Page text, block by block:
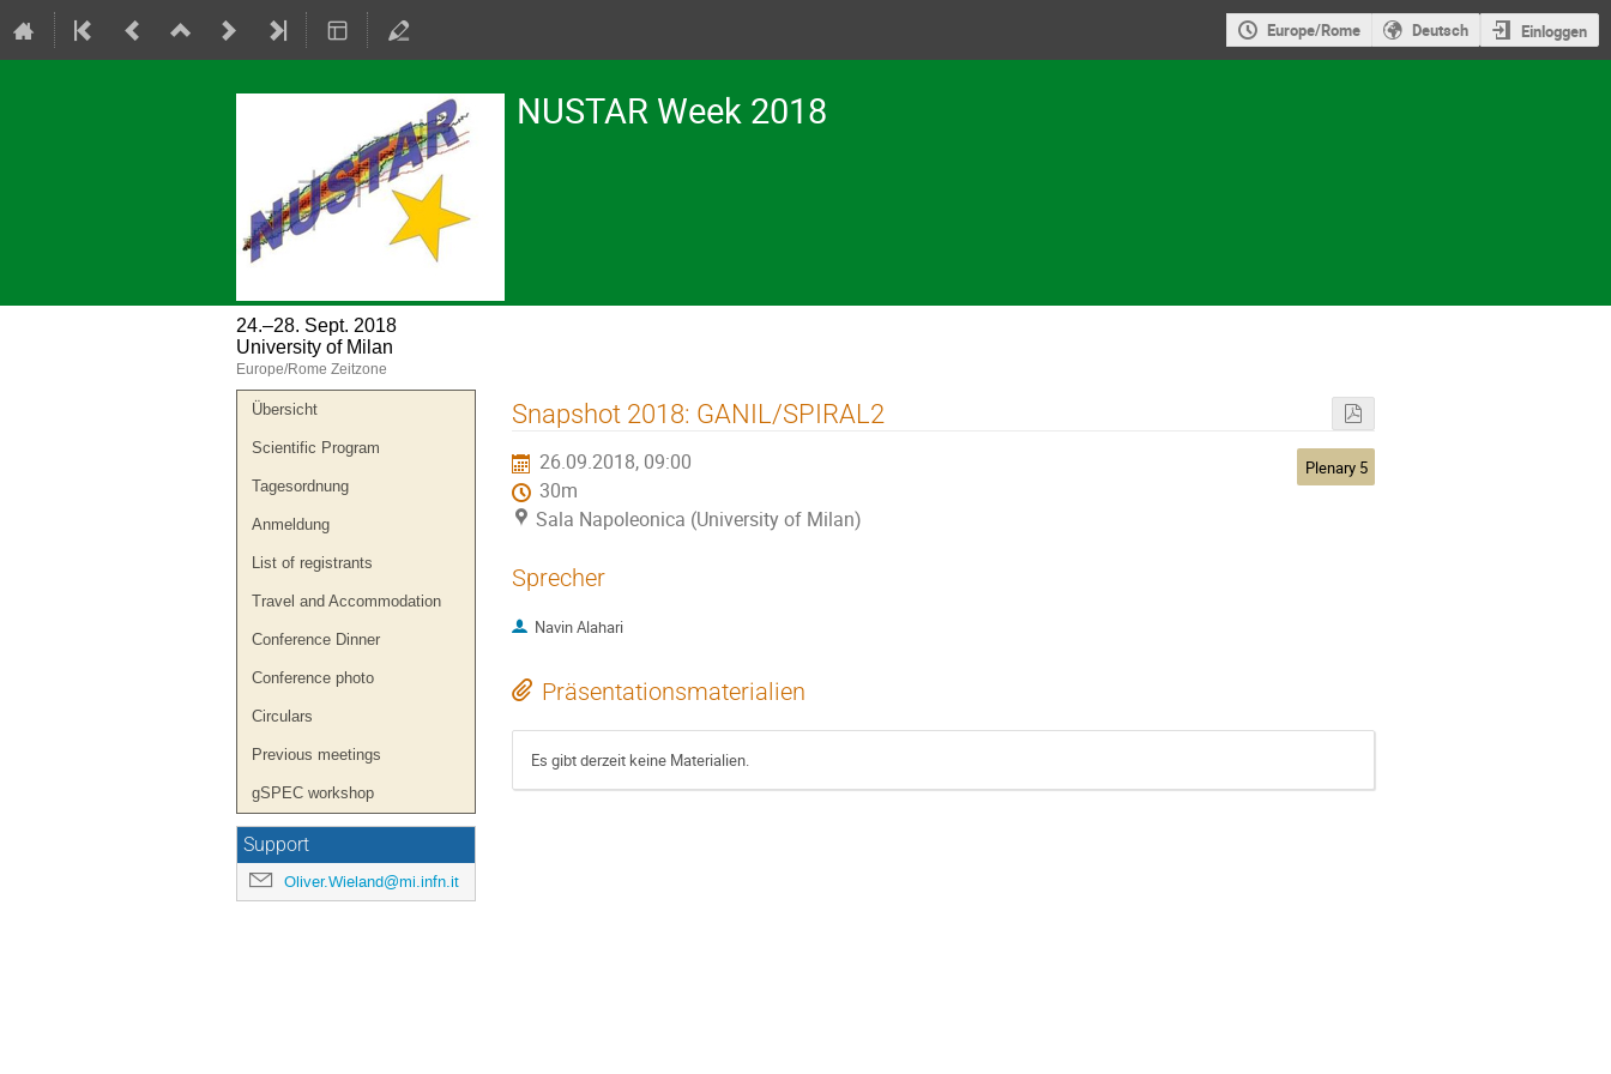
Europe/Rome Deutsch Einloggen
NUSTAR Week 2018
24.–28. Sept. 2018
University of Milan
Europe/Rome Zeitzone
Veranstaltungsmenü
Übersicht
Scientific Program
Tagesordnung
Anmeldung
List of registrants
Travel and Accommodation
Conference Dinner
Conference photo
Circulars
Previous meetings
gSPEC workshop
Support
Oliver.Wieland@mi.infn.it
Snapshot 2018: GANIL/SPIRAL2
26.09.2018, 09:00
30m
Sala Napoleonica (University of Milan)
Plenary 5
Sprecher
Navin Alahari
Präsentationsmaterialien
Es gibt derzeit keine Materialien.